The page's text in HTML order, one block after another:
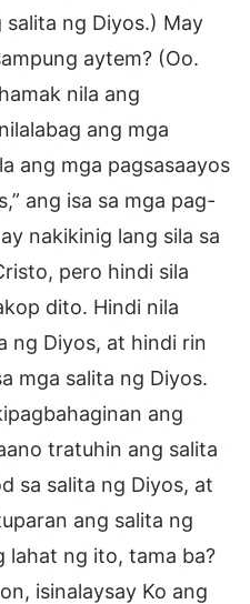
ng Diyos.) May
aytem? (Oo.
nila ang
ang mga
ang mga pagsasaayos
ang isa sa mga pag-
nakikinig lang sila sa
pero hindi sila
dito. Hindi nila
ng Diyos, at hindi rin
mga salita ng Diyos.
ang
tratuhin ang salita
sa salita ng Diyos, at
ang salita ng
lahat ng ito, tama ba?
isinalaysay Ko ang